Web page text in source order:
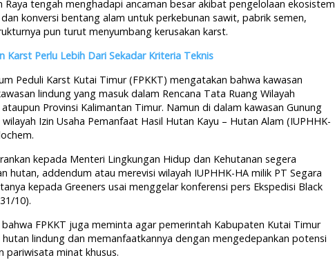
Raya tengah menghadapi ancaman besar akibat pengelolaan ekosistem
konversi bentang alam untuk perkebunan sawit, pabrik semen,
pun turut menyumbang kerusakan karst.
Karst Perlu Lebih Dari Sekadar Kriteria Teknis
Peduli Karst Kutai Timur (FPKKT) mengatakan bahwa kawasan
lindung yang masuk dalam Rencana Tata Ruang Wilayah
Provinsi Kalimantan Timur. Namun di dalam kawasan Gunung
Izin Usaha Pemanfaat Hasil Hutan Kayu – Hutan Alam (IUPHHK-
kepada Menteri Lingkungan Hidup dan Kehutanan segera
hutan, addendum atau merevisi wilayah IUPHHK-HA milik PT Segara
kepada Greeners usai menggelar konferensi pers Ekspedisi Black
10).
FPKKT juga meminta agar pemerintah Kabupaten Kutai Timur
lindung dan memanfaatkannya dengan mengedepankan potensi
pariwisata minat khusus.